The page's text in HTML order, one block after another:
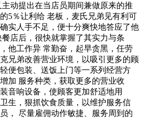
动提出在当店员期间兼做原来的推
5％让利给 老板，麦氏兄弟见有利可
实人手不足，便十分爽快地答应了他
店后，很快就掌握了其实力与条
他工作异 常勤奋，起早贪黑，任劳
兄弟改善营业环境，以吸引更多的顾
便包装、送饭上门等一系列经营方
加 服务种类，获取更多的营业收
音响设备，使顾客更加舒适地用
生，狠抓饮食质量，以维护服务信
， 尽量雇佣动作敏捷、服务周到的